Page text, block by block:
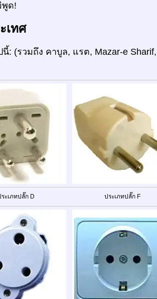
พูด!
เทศ
: (รวมถึง คาบูล, แรต, Mazar-e
ะเภทปลั๊ก D ประเภทปลั๊ก F